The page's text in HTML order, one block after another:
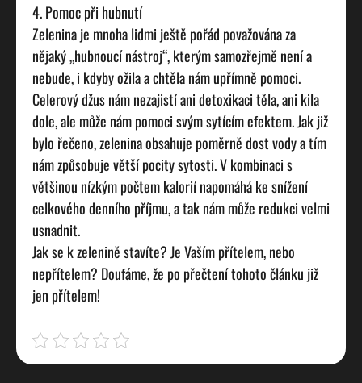
4. Pomoc při hubnutí
Zelenina je mnoha lidmi ještě pořád považována za
nějaký „hubnoucí nástroj“, kterým samozřejmě není a
nebude, i kdyby ožila a chtěla nám upřímně pomoci.
Celerový džus nám nezajistí ani detoxikaci těla, ani kila
dole, ale může nám pomoci svým sytícím efektem. Jak již
bylo řečeno, zelenina obsahuje poměrně dost vody a tím
nám způsobuje větší pocity sytosti. V kombinaci s
většinou nízkým počtem kalorií napomáhá ke snížení
celkového denního příjmu, a tak nám může redukci velmi
usnadnit.
Jak se k zelenině stavíte? Je Vaším přítelem, nebo
nepřítelem? Doufáme, že po přečtení tohoto článku již
jen přítelem!